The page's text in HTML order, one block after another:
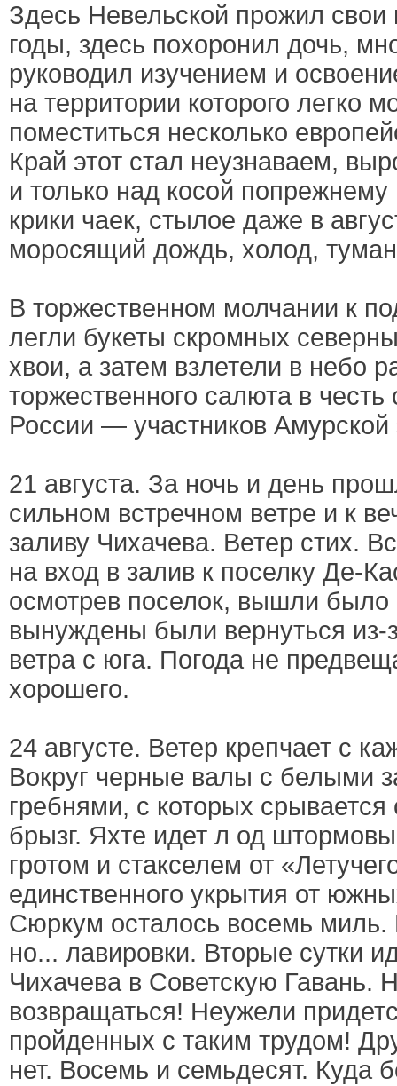
Здесь Невельской прожил
годы, здесь похоронил дочь,
руководил изучением и
на территории которого легко
поместиться несколько
Край этот стал неузнаваем,
и только над косой попрежнему
крики чаек, стылое даже в
моросящий дождь, холод,
В торжественном молчании к
легли букеты скромных
хвои, а затем взлетели в небо
торжественного салюта в
России — участников Амурской
21 августа. За ночь и день
сильном встречном ветре и к
заливу Чихачева. Ветер стих.
на вход в залив к поселку Де-
осмотрев поселок, вышли было
вынуждены были вернуться из-
ветра с юга. Погода не
хорошего.
24 августе. Ветер крепчает с
Вокруг черные валы с белыми
гребнями, с которых
брызг. Яхте идет л од
гротом и стакселем от
единственного укрытия от
Сюркум осталось восемь миль.
но... лавировки. Вторые сутки
Чихачева в Советскую Гавань.
возвращаться! Неужели
пройденных с таким трудом!
нет. Восемь и семьдесят. Куда